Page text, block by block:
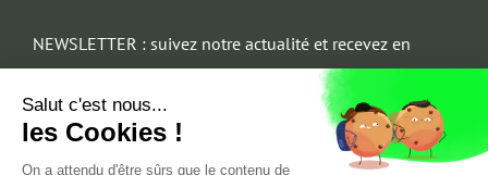
NEWSLETTER : suivez notre actualité et recevez en
cadeau un parcours architectural du Marais
Email
Salut c'est nous...
les Cookies !
On a attendu d'être sûrs que le contenu de